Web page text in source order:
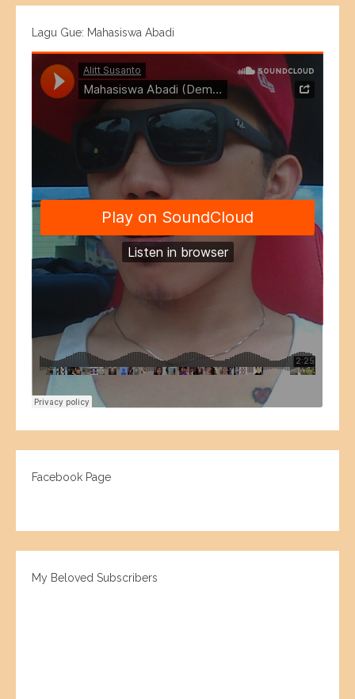
Lagu Gue: Mahasiswa Abadi
Facebook Page
My Beloved Subscribers